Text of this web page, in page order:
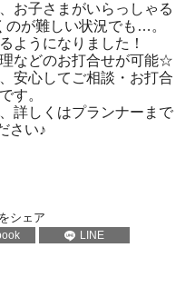
お子さまがいらっしゃる
のが難しい状況でも…。
ようになりました！
などのお打合せが可能☆
安心してご相談・お打合
す。
詳しくはプランナーまで
さい♪
シェア
LINE